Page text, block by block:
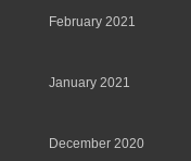
February 2021
January 2021
December 2020